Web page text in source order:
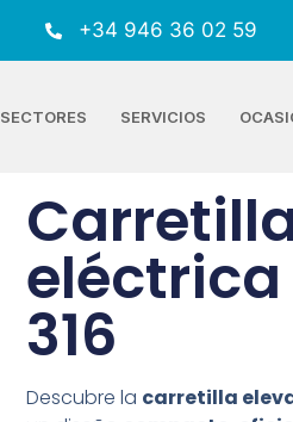
+34 946 36 02 59
SECTORES SERVICIOS
eléctrica
316
Descubre la carretilla